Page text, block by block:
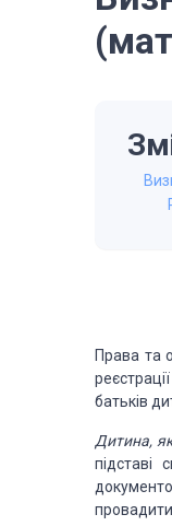
Права та
батьків
Дитина,
підставі